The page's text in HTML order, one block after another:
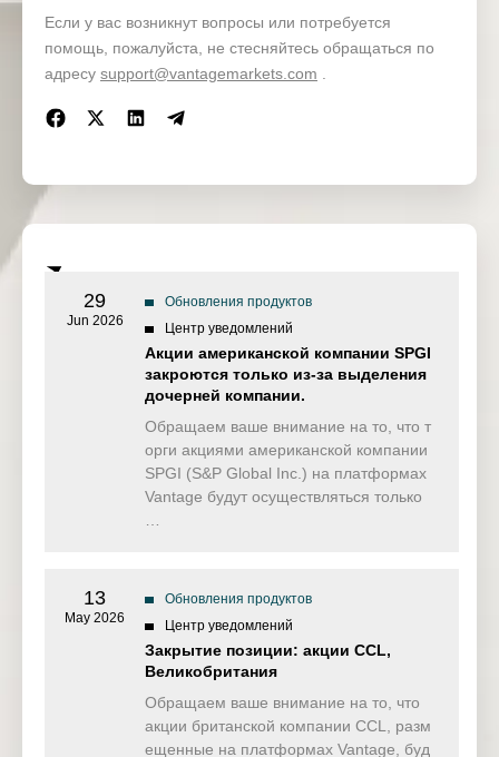
Если у вас возникнут вопросы или потребуется
помощь, пожалуйста, не стесняйтесь обращаться по
адресу support@vantagemarkets.com
29
Jun 2026
Обновления продуктов
Центр уведомлений
Акции американской компании SPGI
закроются только из-за выделения
дочерней компании.
Обращаем ваше внимание на то, что т
орги акциями американской компании
SPGI (S&P Global Inc.) на платформах
Vantage будут осуществляться только
13
May 2026
Обновления продуктов
Центр уведомлений
Закрытие позиции: акции CCL,
Великобритания
Обращаем ваше внимание на то, что
акции британской компании CCL, разм
ещенные на платформах Vantage, буд